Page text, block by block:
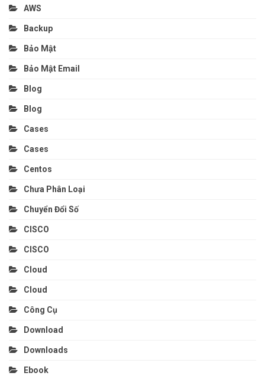
AWS
Backup
Bảo Mật
Bảo Mật Email
Blog
Blog
Cases
Cases
Centos
Chưa Phân Loại
Chuyển Đổi Số
CISCO
CISCO
Cloud
Cloud
Công Cụ
Download
Downloads
Ebook